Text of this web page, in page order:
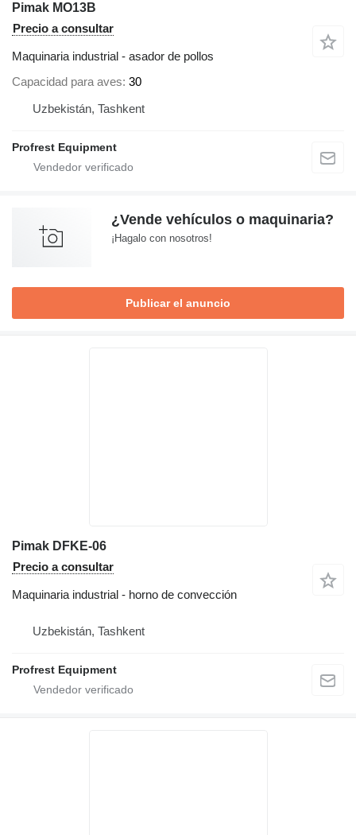
Pimak MO13B
Precio a consultar
Maquinaria industrial - asador de pollos
Capacidad para aves 30
Uzbekistán, Tashkent
Profrest Equipment
¿Vende vehículos o maquinaria?
¡Hagalo con nosotros!
Publicar el anuncio
Pimak DFKE-06
Precio a consultar
Maquinaria industrial - horno de convección
Uzbekistán, Tashkent
Profrest Equipment